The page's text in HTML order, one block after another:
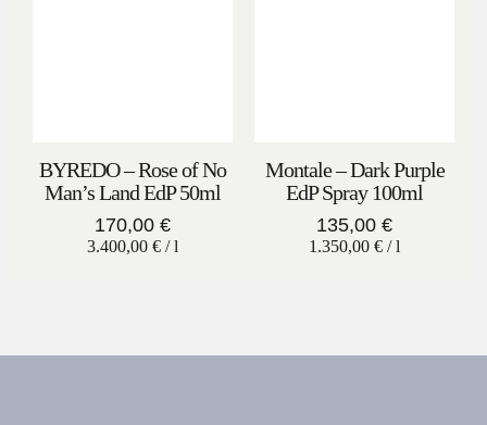
BYREDO – Rose of No
Man’s Land EdP 50ml
170,00 €
3.400,00 € /l
Montale – Dark Purple
EdP Spray 100ml
135,00 €
1.350,00 € /l